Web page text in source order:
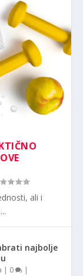
ali i
najbolje
| 0 |